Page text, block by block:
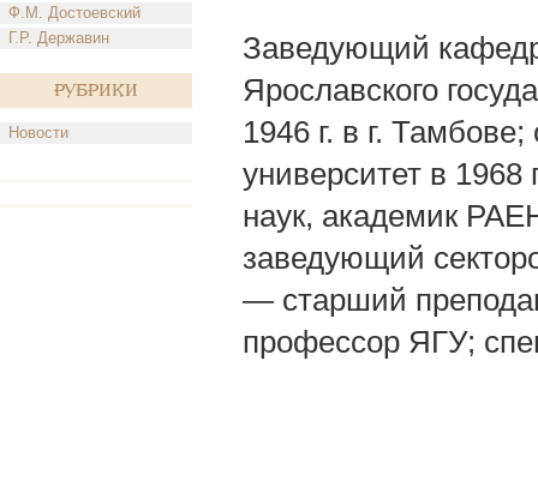
Ф.М. Достоевский
Г.Р. Державин
Рубрики
Новости
Заведующий
Ярославского
1946 г. в г.
университет в
наук, академик
заведующий
— старший
профессор ЯГУ;